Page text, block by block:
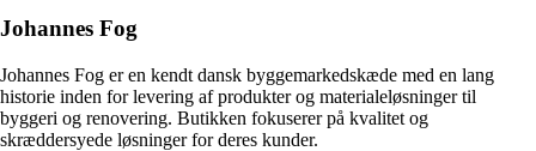
Johannes Fog
Johannes Fog er en kendt dansk byggemarkedskæde med en lang
historie inden for levering af produkter og materialeløsninger til
byggeri og renovering. Butikken fokuserer på kvalitet og
skræddersyede løsninger for deres kunder.